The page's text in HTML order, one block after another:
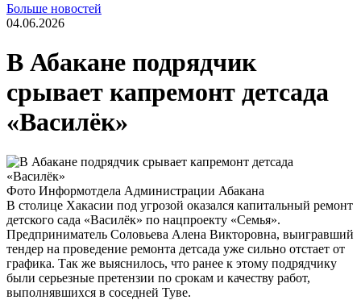
Больше новостей
04.06.2026
В Абакане подрядчик
срывает капремонт детсада
«Василёк»
Фото Информотдела Администрации Абакана
В столице Хакасии под угрозой оказался капитальный ремонт
детского сада «Василёк» по нацпроекту «Семья».
Предприниматель Соловьева Алена Викторовна, выигравший
тендер на проведение ремонта детсада уже сильно отстает от
графика. Так же выяснилось, что ранее к этому подрядчику
были серьезные претензии по срокам и качеству работ,
выполнявшихся в соседней Туве.